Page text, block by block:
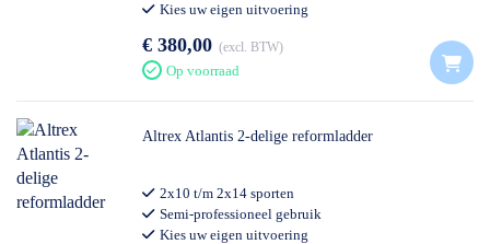
Kies uw eigen uitvoering
€ 380,00 excl. BTW
Op voorraad
Altrex Atlantis 2-delige reformladder
2x10 t/m 2x14 sporten
Semi-professioneel gebruik
Kies uw eigen uitvoering